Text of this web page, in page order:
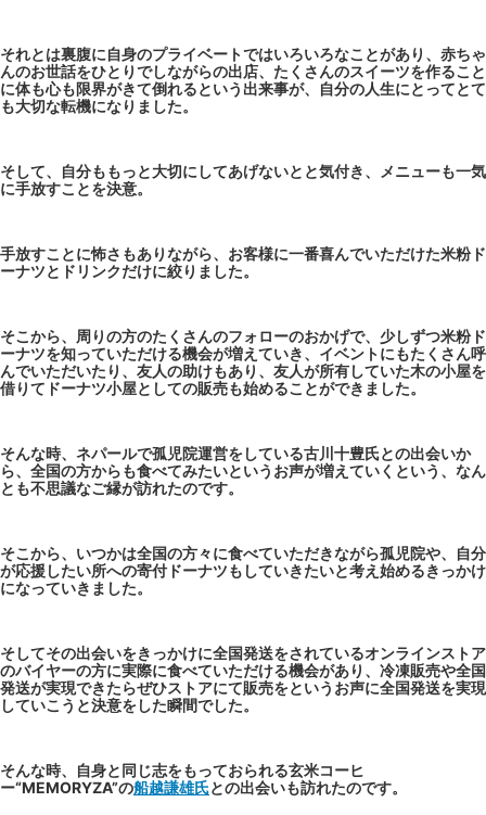
それとは裏腹に自身のプライベートではいろいろなことがあり、赤ちゃ
んのお世話をひとりでしながらの出店、たくさんのスイーツを作ること
に体も心も限界がきて倒れるという出来事が、自分の人生にとってとて
も大切な転機になりました。
そして、自分ももっと大切にしてあげないとと気付き、メニューも一気
に手放すことを決意。
手放すことに怖さもありながら、お客様に一番喜んでいただけた米粉ド
ーナツとドリンクだけに絞りました。
そこから、周りの方のたくさんのフォローのおかげで、少しずつ米粉ド
ーナツを知っていただける機会が増えていき、イベントにもたくさん呼
んでいただいたり、友人の助けもあり、友人が所有していた木の小屋を
借りてドーナツ小屋としての販売も始めることができました。
そんな時、ネパールで孤児院運営をしている古川十豊氏との出会いか
ら、全国の方からも食べてみたいというお声が増えていくという、なん
とも不思議なご縁が訪れたのです。
そこから、いつかは全国の方々に食べていただきながら孤児院や、自分
が応援したい所への寄付ドーナツもしていきたいと考え始めるきっかけ
になっていきました。
そしてその出会いをきっかけに全国発送をされているオンラインストア
のバイヤーの方に実際に食べていただける機会があり、冷凍販売や全国
発送が実現できたらぜひストアにて販売をというお声に全国発送を実現
していこうと決意をした瞬間でした。
そんな時、自身と同じ志をもっておられる玄米コーヒ
ー“MEMORYZA”の船越謙雄氏との出会いも訪れたのです。